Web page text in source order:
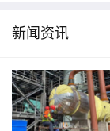
新闻资讯